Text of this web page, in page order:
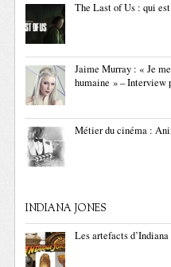
The Last of Us : qui
Jaime Murray : « Je
humaine » – Interview
Métier du cinéma :
INDIANA JONES
Les artefacts